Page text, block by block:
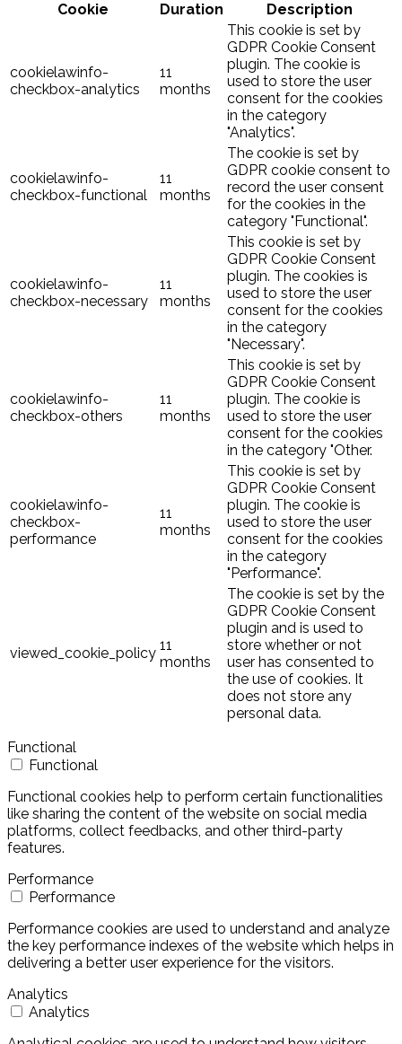
Cookie
Duration Description
cookielawinfo-
checkbox-analytics
11
months
This cookie is set by
GDPR Cookie Consent
plugin. The cookie is
used to store the user
consent for the cookies
in the category
"Analytics".
cookielawinfo-
checkbox-functional
11
months
The cookie is set by
GDPR cookie consent to
record the user consent
for the cookies in the
category "Functional".
cookielawinfo-
checkbox-necessary
11
months
This cookie is set by
GDPR Cookie Consent
plugin. The cookies is
used to store the user
consent for the cookies
in the category
"Necessary".
cookielawinfo-
checkbox-others
11
months
This cookie is set by
GDPR Cookie Consent
plugin. The cookie is
used to store the user
consent for the cookies
in the category "Other.
cookielawinfo-
checkbox-
performance
11
months
This cookie is set by
GDPR Cookie Consent
plugin. The cookie is
used to store the user
consent for the cookies
in the category
"Performance".
viewed_cookie_policy 11
months
The cookie is set by the
GDPR Cookie Consent
plugin and is used to
store whether or not
user has consented to
the use of cookies. It
does not store any
personal data.
Functional
Functional
Functional cookies help to perform certain functionalities
like sharing the content of the website on social media
platforms, collect feedbacks, and other third-party
features.
Performance
Performance
Performance cookies are used to understand and analyze
the key performance indexes of the website which helps in
delivering a better user experience for the visitors.
Analytics
Analytics